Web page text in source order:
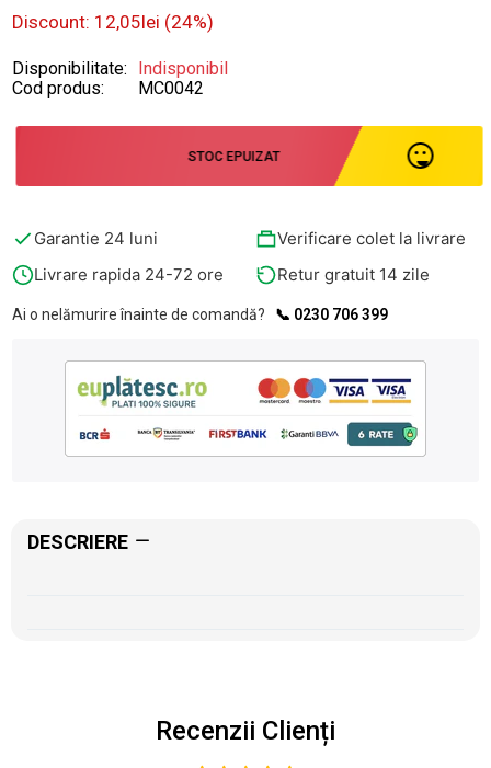
Discount: 12,05lei (24%)
Disponibilitate:
Indisponibil
Cod produs:
MC0042
STOC EPUIZAT
Garantie 24 luni
Verificare colet la livrare
Livrare rapida 24-72 ore
Retur gratuit 14 zile
Ai o nelămurire înainte de comandă? 📞 0230 706 399
DESCRIERE
Recenzii Clienți